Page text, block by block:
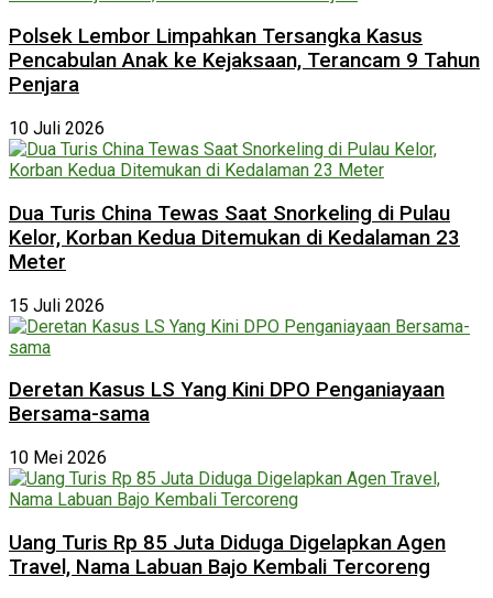
Polsek Lembor Limpahkan Tersangka Kasus
Pencabulan Anak ke Kejaksaan, Terancam 9 Tahun
Penjara
10 Juli 2026
Dua Turis China Tewas Saat Snorkeling di Pulau
Kelor, Korban Kedua Ditemukan di Kedalaman 23
Meter
15 Juli 2026
Deretan Kasus LS Yang Kini DPO Penganiayaan
Bersama-sama
10 Mei 2026
Uang Turis Rp 85 Juta Diduga Digelapkan Agen
Travel, Nama Labuan Bajo Kembali Tercoreng